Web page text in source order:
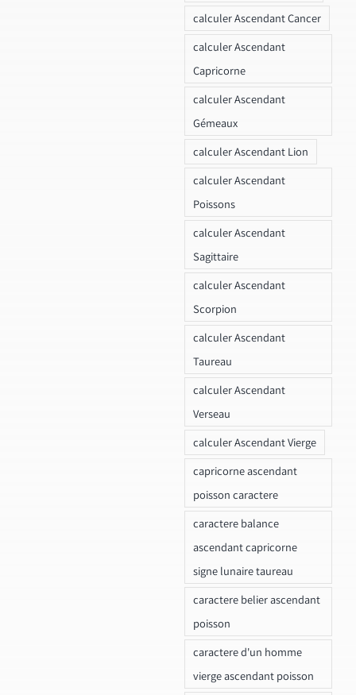
calculer Ascendant Cancer
calculer Ascendant
Capricorne
calculer Ascendant
Gémeaux
calculer Ascendant Lion
calculer Ascendant
Poissons
calculer Ascendant
Sagittaire
calculer Ascendant
Scorpion
calculer Ascendant
Taureau
calculer Ascendant
Verseau
calculer Ascendant Vierge
capricorne ascendant
poisson caractere
caractere balance
ascendant capricorne
signe lunaire taureau
caractere belier ascendant
poisson
caractere d'un homme
vierge ascendant poisson